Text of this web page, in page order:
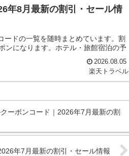
年8月最新の割引・セール情
ドの一覧を随時まとめています。割
ンになります。ホテル・旅館宿泊の予
2026.08.05
楽天トラベル
ーポンコード｜2026年7月最新の割
年7月最新の割引・セール情報